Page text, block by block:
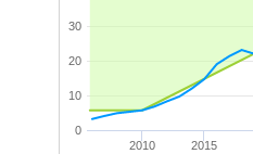
2010 2015
0
10
20
30